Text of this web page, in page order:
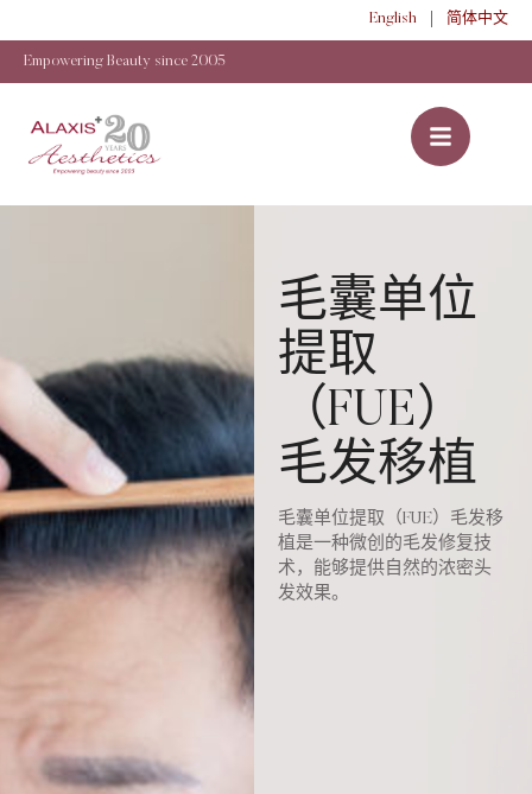
English 简体中文
Empowering Beauty since 2005
毛囊单位
提取
（FUE）
毛发移植
毛囊单位提取（FUE）毛发移
植是一种微创的毛发修复技
术，能够提供自然的浓密头
发效果。